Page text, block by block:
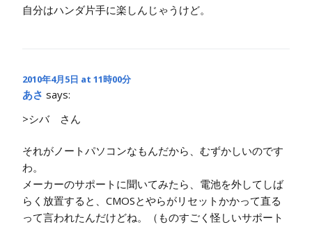
自分はハンダ片手に楽しんじゃうけど。
2010年4月5日 at 11時00分
あさ says:
>シバ さん
それがノートパソコンなもんだから、むずかしいのです
わ。
メーカーのサポートに聞いてみたら、電池を外してしば
らく放置すると、CMOSとやらがリセットかかって直る
って言われたんだけどね。（ものすごく怪しいサポート